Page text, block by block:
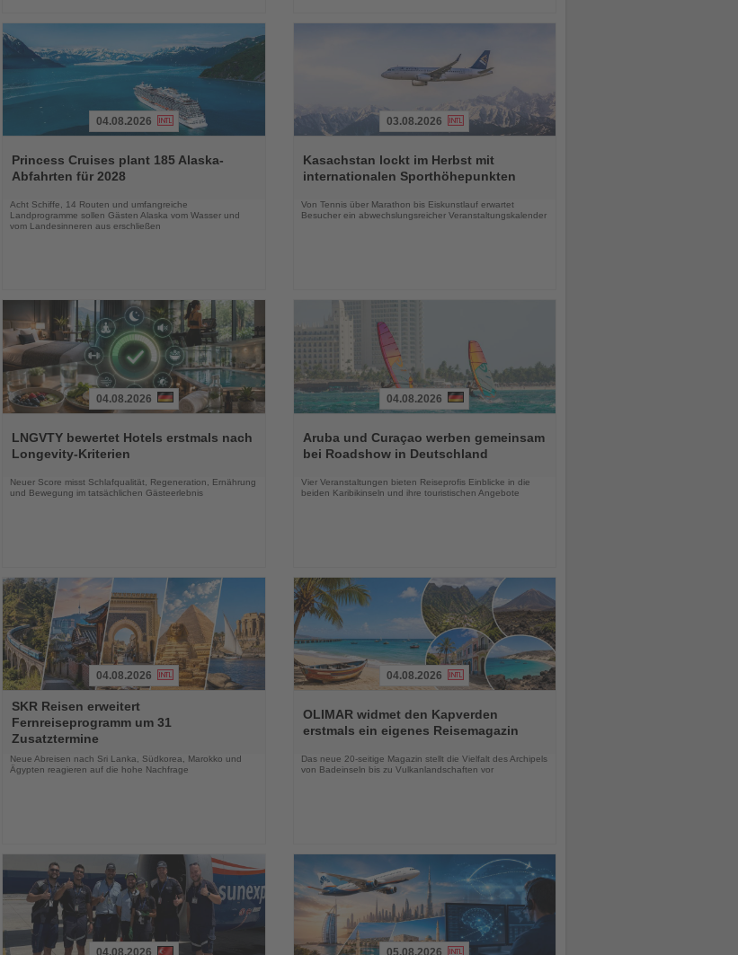
Sie
die
04.08.2026
Princess Cruises plant 185 Alaska-
Abfahrten für 2028
Acht Schiffe, 14 Routen und umfangreiche
Landprogramme sollen Gästen Alaska vom Wasser und
vom Landesinneren aus erschließen
Sie
die
03.08.2026
Kasachstan lockt im Herbst mit
internationalen Sporthöhepunkten
Von Tennis über Marathon bis Eiskunstlauf erwartet
Besucher ein abwechslungsreicher Veranstaltungskalender
Sie
die
Nachrichten
04.08.2026
LNGVTY bewertet Hotels erstmals nach
Longevity-Kriterien
Neuer Score misst Schlafqualität, Regeneration, Ernährung
und Bewegung im tatsächlichen Gästeerlebnis
Sie
die
04.08.2026
Aruba und Curaçao werben gemeinsam
bei Roadshow in Deutschland
Vier Veranstaltungen bieten Reiseprofis Einblicke in die
beiden Karibikinseln und ihre touristischen Angebote
Sie
die
Nachrichten
04.08.2026
SKR Reisen erweitert
Fernreiseprogramm um 31
Zusatztermine
Neue Abreisen nach Sri Lanka, Südkorea, Marokko und
Ägypten reagieren auf die hohe Nachfrage
Sie
die
04.08.2026
OLIMAR widmet den Kapverden
erstmals ein eigenes Reisemagazin
Das neue 20-seitige Magazin stellt die Vielfalt des Archipels
von Badeinseln bis zu Vulkanlandschaften vor